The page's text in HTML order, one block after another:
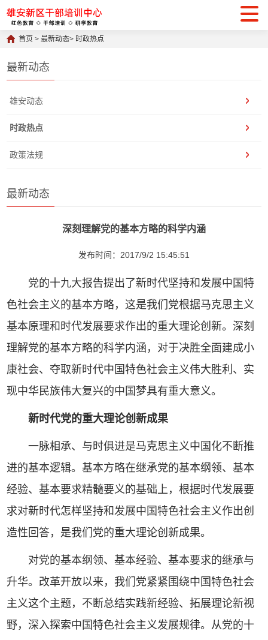
首页 >最新动态> 时政热点
最新动态
雄安动态
时政热点
政策法规
最新动态
深刻理解党的基本方略的科学内涵
发布时间：2017/9/2 15:45:51
党的十九大报告提出了新时代坚持和发展中国特
色社会主义的基本方略，这是我们党根据马克思主义
基本原理和时代发展要求作出的重大理论创新。深刻
理解党的基本方略的科学内涵，对于决胜全面建成小
康社会、夺取新时代中国特色社会主义伟大胜利、实
现中华民族伟大复兴的中国梦具有重大意义。
新时代党的重大理论创新成果
一脉相承、与时俱进是马克思主义中国化不断推
进的基本逻辑。基本方略在继承党的基本纲领、基本
经验、基本要求精髓要义的基础上，根据时代发展要
求对新时代怎样坚持和发展中国特色社会主义作出创
造性回答，是我们党的重大理论创新成果。
对党的基本纲领、基本经验、基本要求的继承与
升华。改革开放以来，我们党紧紧围绕中国特色社会
主义这个主题，不断总结实践新经验、拓展理论新视
野，深入探索中国特色社会主义发展规律。从党的十